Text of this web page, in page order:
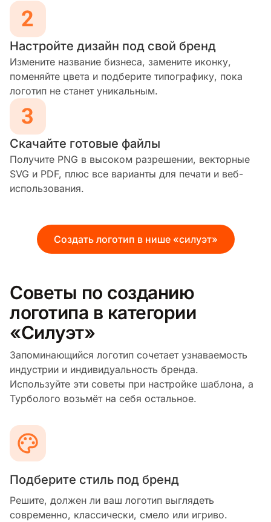
Настройте дизайн под свой бренд
Измените название бизнеса, замените иконку,
поменяйте цвета и подберите типографику, пока
логотип не станет уникальным.
Скачайте готовые файлы
Получите PNG в высоком разрешении, векторные
SVG и PDF, плюс все варианты для печати и веб-
использования.
Создать логотип в нише «силуэт»
Советы по созданию
логотипа в категории
«Силуэт»
Запоминающийся логотип сочетает узнаваемость
индустрии и индивидуальность бренда.
Используйте эти советы при настройке шаблона, а
Турболого возьмёт на себя остальное.
Подберите стиль под бренд
Решите, должен ли ваш логотип выглядеть
современно, классически, смело или игриво.